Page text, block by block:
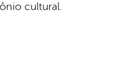
cultural.